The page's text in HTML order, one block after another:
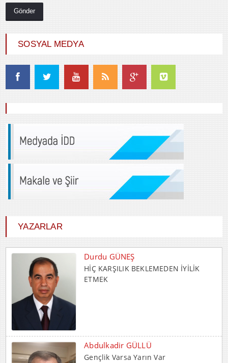
SOSYAL MEDYA
YAZARLAR
Durdu GÜNEŞ
HİÇ KARŞILIK BEKLEMEDEN İYİLİK
ETMEK
Abdulkadir GÜLLÜ
Gençlik Varsa Yarın Var